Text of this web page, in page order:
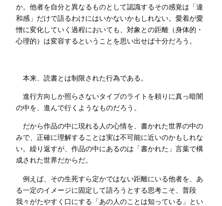
か。他者を自分と異なるものとして認識するその感覚は「違
和感」だけで語るわけにはいかないかもしれない。愛着が愛
憎に変化していく過程においても、対象との距離（身体的・
心理的）は変容するということを思い出せば十分だろう。
本来、読書とは制限された行為である。
進行方向しか照らさないタイプのライトを頼りに真っ暗闇
の中を、進んで行くようなものだろう。
だから作品の中に現れる人の心情を、書かれた世界の中の
みで、正確に理解することは実は不可能に近いのかもしれな
い。繰り返すが、作品の中にあるのは「書かれた」言葉で構
成された世界だからだ。
例えば、その生死すら定かではない距離にいる他者を、あ
る一定のイメージに固定して語ろうとする思考こそ、普段
我々がたやすく口にする「あの人のことは知っている」とい